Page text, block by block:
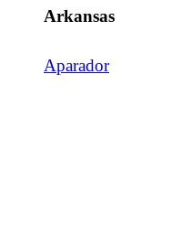
Arkansas
Aparador